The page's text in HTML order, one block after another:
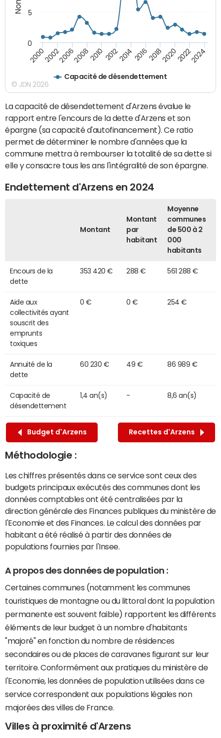
Capacité de désendettement
20002002200620082010 2012201420162018202020222024
0
5
© JDN 2026
La capacité de désendettement d'Arzens évalue le
rapport entre l'encours de la dette d'Arzens et son
épargne (sa capacité d'autofinancement). Ce ratio
permet de déterminer le nombre d'années que la
commune mettra à rembourser la totalité de sa dette si
elle y consacre tous les ans l'intégralité de son épargne.
Endettement d'Arzens en 2024
Montant
Montant
par
habitant
Moyenne
communes
de 500 à 2
000
habitants
Encours de la
dette
353 420 € 288 € 561 288 €
Aide aux
collectivités ayant
souscrit des
emprunts
toxiques
0 € 0 € 254 €
Annuité de la
dette
60 230 € 49 € 86 989 €
Capacité de
désendettement
1,4 an(s) - 8,6 an(s)
Budget d'Arzens Recettes d'Arzens
Méthodologie :
Les chiffres présentés dans ce service sont ceux des
budgets principaux exécutés des communes dont les
données comptables ont été centralisées par la
direction générale des Finances publiques du ministère de
l'Economie et des Finances. Le calcul des données par
habitant a été réalisé à partir des données de
populations fournies par l'Insee.
A propos des données de population :
Certaines communes (notamment les communes
touristiques de montagne ou du littoral dont la population
permanente est souvent faible) rapportent les différents
éléments de leur budget à un nombre d'habitants
"majoré" en fonction du nombre de résidences
secondaires ou de places de caravanes figurant sur leur
territoire. Conformément aux pratiques du ministère de
l'Economie, les données de population utilisées dans ce
service correspondent aux populations légales non
majorées des villes de France.
Villes à proximité d'Arzens